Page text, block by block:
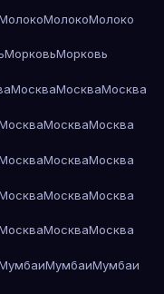
МолокоМолоко
МорковьМорковь
МоскваМоскваМосква
МоскваМосква
МоскваМосква
МоскваМосква
МоскваМосква
МумбаиМумбаи